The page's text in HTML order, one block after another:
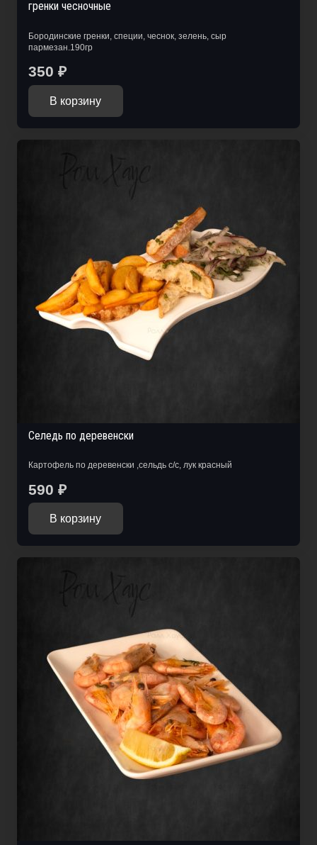
гренки чесночные
Бородинские гренки, специи, чеснок, зелень, сыр
пармезан.190гр
350 ₽
В корзину
Селедь по деревенски
Картофель по деревенски ,сельдь с/с, лук красный
590 ₽
В корзину